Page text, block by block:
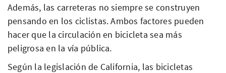
Además, las carreteras no siempre se construyen
pensando en los ciclistas. Ambos factores pueden
hacer que la circulación en bicicleta sea más
peligrosa en la vía pública.
Según la legislación de California, las bicicletas